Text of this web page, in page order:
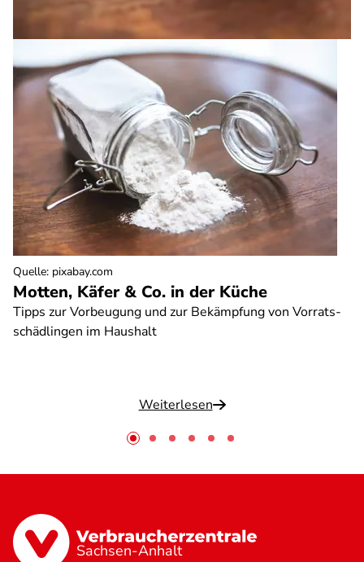
Motten, Käfer & Co. in der Küche
Tipps zur Vorbeugung und zur Bekämpfung von Vorrats-
schädlingen im Haushalt
Weiterlesen
Quelle: pixabay.com
Sachsen-Anhalt